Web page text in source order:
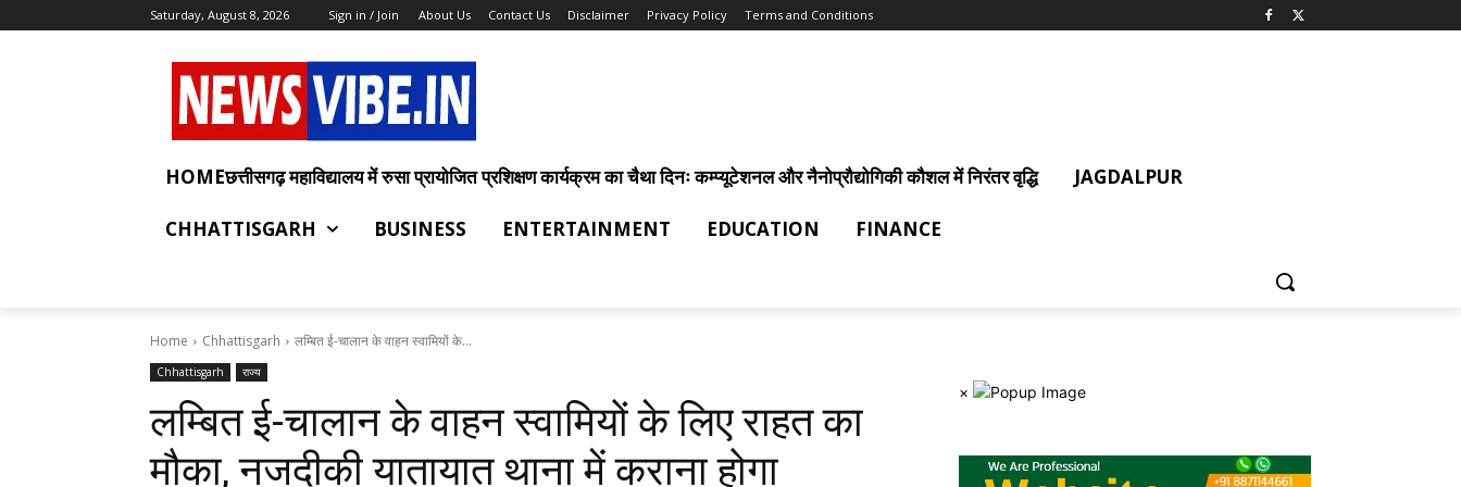
Saturday, August 8, 2026 Sign in / Join About Us Contact Us Disclaimer Privacy Policy Terms and Conditions
HOMEछत्तीसगढ़ महाविद्यालय में रुसा प्रायोजित प्रशिक्षण कार्यक्रम का चैथा दिनः कम्प्यूटेशनल और नैनोप्रौद्योगिकी कौशल में निरंतर वृद्धि JAGDALPUR
CHHATTISGARH BUSINESS ENTERTAINMENT EDUCATION FINANCE
Home Chhattisgarh लम्बित ई-चालान के वाहन स्वामियों के...
Chhattisgarh राज्य
लम्बित ई-चालान के वाहन स्वामियों के लिए राहत का
मौका, नजदीकी यातायात थाना में कराना होगा
×